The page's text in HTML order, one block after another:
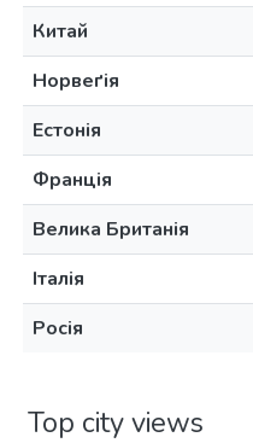
Китай
Норвеґія
Естонія
Франція
Велика Британія
Італія
Росія
Top city views